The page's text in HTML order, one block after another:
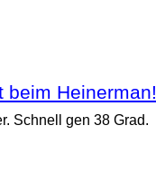
beim Heinerman!
Schnell gen 38 Grad.